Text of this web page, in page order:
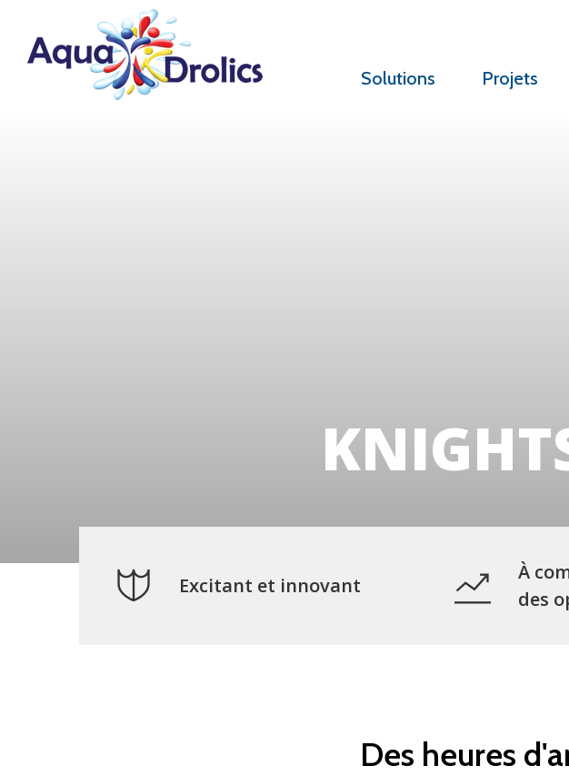
Solutions Projets
Excitant et innovant
À
des
Des heures